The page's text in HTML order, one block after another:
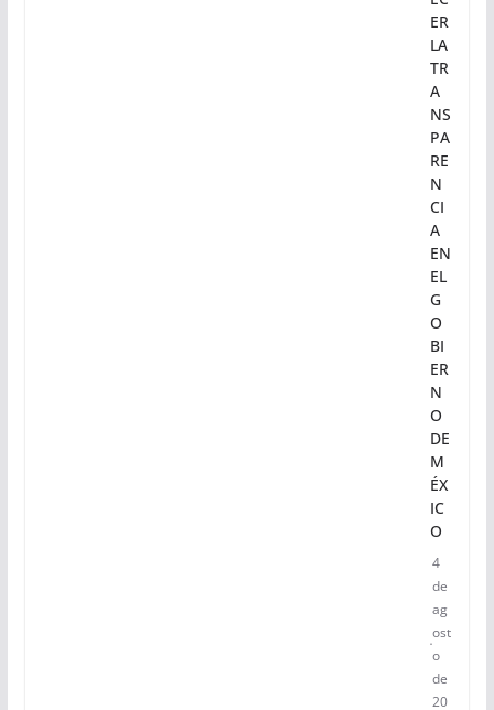
O
PA
RA
FO
RT
AL
EC
ER
LA
TR
A
NS
PA
RE
N
CI
A
EN
EL
G
O
BI
ER
N
O
DE
M
ÉX
IC
O